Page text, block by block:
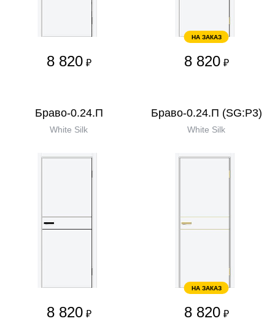
8 820 ₽
НА ЗАКАЗ
8 820 ₽
Браво-0.24.П
White Silk
8 820 ₽
Браво-0.24.П (SG:P3)
White Silk
НА ЗАКАЗ
8 820 ₽